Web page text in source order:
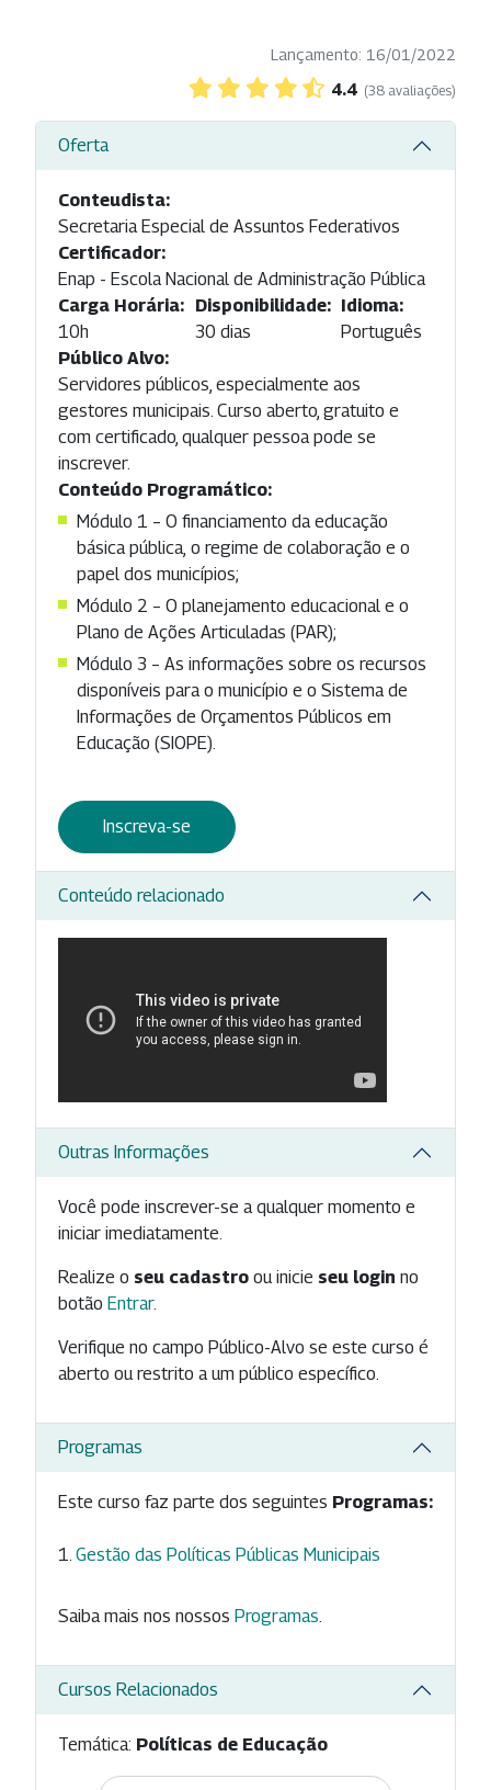
Lançamento: 16/01/2022
4.4 (38 avaliações)
Oferta
Conteudista:
Secretaria Especial de Assuntos Federativos
Certificador:
Enap - Escola Nacional de Administração Pública
Carga Horária:
10h
Disponibilidade:
30 dias
Idioma:
Português
Público Alvo:
Servidores públicos, especialmente aos
gestores municipais. Curso aberto, gratuito e
com certificado, qualquer pessoa pode se
inscrever.
Conteúdo Programático:
Módulo 1 – O financiamento da educação
básica pública, o regime de colaboração e o
papel dos municípios;
Módulo 2 – O planejamento educacional e o
Plano de Ações Articuladas (PAR);
Módulo 3 – As informações sobre os recursos
disponíveis para o município e o Sistema de
Informações de Orçamentos Públicos em
Educação (SIOPE).
Inscreva-se
Conteúdo relacionado
Outras Informações
Você pode inscrever-se a qualquer momento e
iniciar imediatamente.
Realize o seu cadastro ou inicie seu login no
botão Entrar.
Verifique no campo Público-Alvo se este curso é
aberto ou restrito a um público específico.
Programas
Este curso faz parte dos seguintes Programas:
Gestão das Políticas Públicas Municipais
Saiba mais nos nossos Programas
Cursos Relacionados
Temática: Políticas de Educação